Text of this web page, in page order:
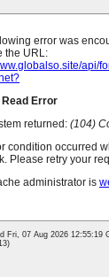
– Blokuje
światło
dzień–
pracą przy
widzenia w
sobie funkcje